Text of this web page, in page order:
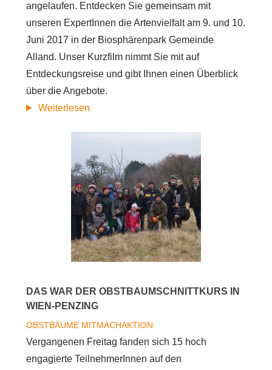
angelaufen. Entdecken Sie gemeinsam mit
unseren ExpertInnen die Artenvielfalt am 9. und 10.
Juni 2017 in der Biosphärenpark Gemeinde
Alland. Unser Kurzfilm nimmt Sie mit auf
Entdeckungsreise und gibt Ihnen einen Überblick
über die Angebote.
Weiterlesen
2017
–
Der
Countdown
läuft
DAS WAR DER OBSTBAUMSCHNITTKURS IN
WIEN-PENZING
OBSTBÄUME MITMACHAKTION
Vergangenen Freitag fanden sich 15 hoch
engagierte TeilnehmerInnen auf den